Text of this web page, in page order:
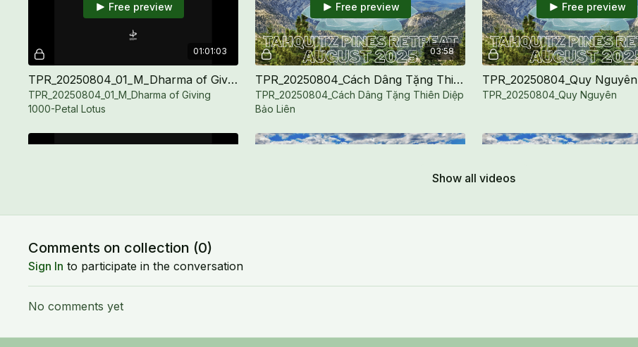
Show all videos
01:01:03
Free preview
TPR_20250804_01_M_Dharma of Giving 1000-Petal Lotus
TPR_20250804_01_M_Dharma of Giving
1000-Petal Lotus
03:58
Free preview
TPR_20250804_Cách Dâng Tặng Thiên Diệp Bảo Liên
TPR_20250804_Cách Dâng Tặng Thiên Diệp
Bảo Liên
Free preview
TPR_20250804_Quy Nguyên
TPR_20250804_Quy Nguyên
TPR_20250804_02_M_Dharma of Giving 1000-Petal Lotus
Comments on collection (0)
Sign In to participate in the conversation
No comments yet